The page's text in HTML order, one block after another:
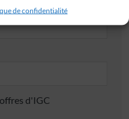
de confidentialité
d'IGC